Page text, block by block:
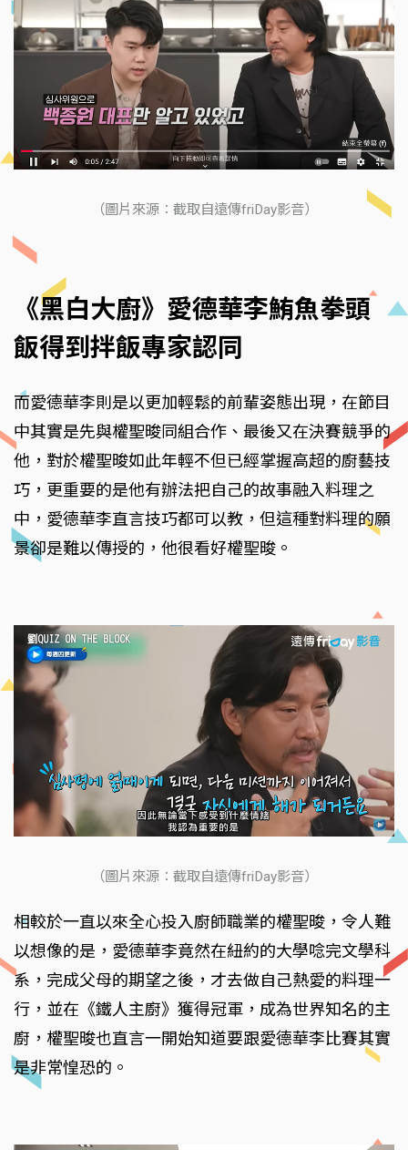
（圖片來源：截取自遠傳friDay影音）
《黑白大廚》愛德華李鮪魚拳頭
飯得到拌飯專家認同
而愛德華李則是以更加輕鬆的前輩姿態出現，在節目
中其實是先與權聖晙同組合作、最後又在決賽競爭的
他，對於權聖晙如此年輕不但已經掌握高超的廚藝技
巧，更重要的是他有辦法把自己的故事融入料理之
中，愛德華李直言技巧都可以教，但這種對料理的願
景卻是難以傳授的，他很看好權聖晙。
（圖片來源：截取自遠傳friDay影音）
相較於一直以來全心投入廚師職業的權聖晙，令人難
以想像的是，愛德華李竟然在紐約的大學唸完文學科
系，完成父母的期望之後，才去做自己熱愛的料理一
行，並在《鐵人主廚》獲得冠軍，成為世界知名的主
廚，權聖晙也直言一開始知道要跟愛德華李比賽其實
是非常惶恐的。